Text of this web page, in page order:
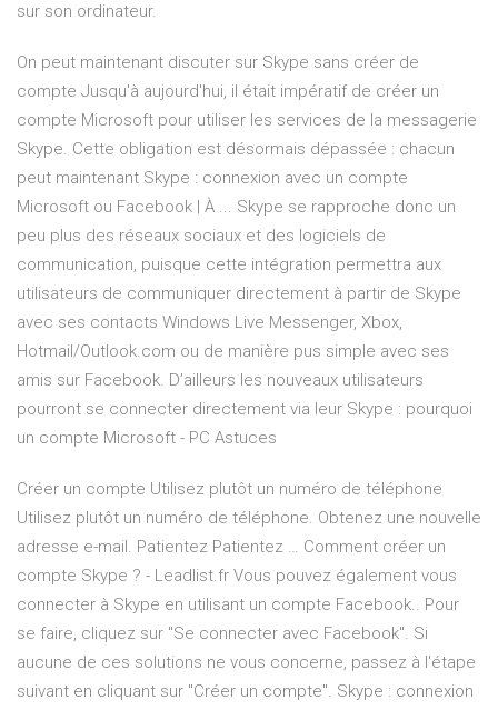
sur son ordinateur.
On peut maintenant discuter sur Skype sans créer de
compte Jusqu'à aujourd'hui, il était impératif de créer un
compte Microsoft pour utiliser les services de la messagerie
Skype. Cette obligation est désormais dépassée : chacun
peut maintenant Skype : connexion avec un compte
Microsoft ou Facebook | À ... Skype se rapproche donc un
peu plus des réseaux sociaux et des logiciels de
communication, puisque cette intégration permettra aux
utilisateurs de communiquer directement à partir de Skype
avec ses contacts Windows Live Messenger, Xbox,
Hotmail/Outlook.com ou de manière pus simple avec ses
amis sur Facebook. D’ailleurs les nouveaux utilisateurs
pourront se connecter directement via leur Skype : pourquoi
un compte Microsoft - PC Astuces
Créer un compte Utilisez plutôt un numéro de téléphone
Utilisez plutôt un numéro de téléphone. Obtenez une nouvelle
adresse e-mail. Patientez Patientez … Comment créer un
compte Skype ? - Leadlist.fr Vous pouvez également vous
connecter à Skype en utilisant un compte Facebook.. Pour
se faire, cliquez sur "Se connecter avec Facebook". Si
aucune de ces solutions ne vous concerne, passez à l'étape
suivant en cliquant sur "Créer un compte". Skype : connexion